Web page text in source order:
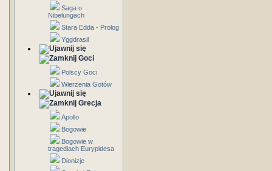
Saga o
Nibelungach
Stara Edda - Prolog
Yggdrasil
Goci
Polscy Goci
Wierzenia Gotów
Grecja
Apollo
Bogowie
Bogowie w
tragediach Eurypidesa
Dionizje